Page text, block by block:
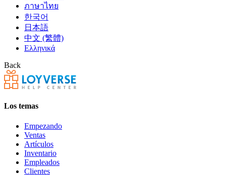
ภาษาไทย
한국어
日本語
中文 (繁體)
Ελληνικά
Back
Los temas
Empezando
Ventas
Artículos
Inventario
Empleados
Clientes